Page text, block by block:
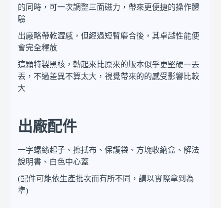
的同時，可一次調整三面磁力，帶來更便捷的操作體
驗
出廠略帶乾澀感，但經過短暫磨合後，其卓越性能便
會完全釋放
這顆特製黑核，轉起來比原來的版本似乎更堅硬一丟
丟，不過差異不算太大，視覺帶來的的感受影響比較
大
出廠配件
一字螺絲起子、擦拭布、保護袋、方塊收納盒、解法
說明書、白色中心蓋
(配件可能依生產批次而有所不同，請以實際拿到為
準)